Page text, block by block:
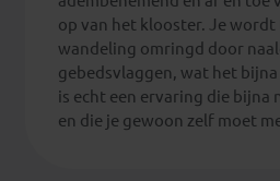
op van het klooster. Je wordt
wandeling omringd door
gebedsvlaggen, wat het
is echt een ervaring die bijna
en die je gewoon zelf moet